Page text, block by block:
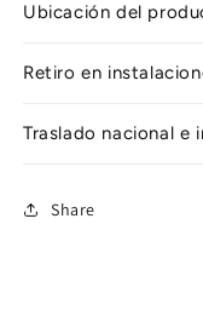
Ubicación del
Retiro en
Traslado nacional e
Share